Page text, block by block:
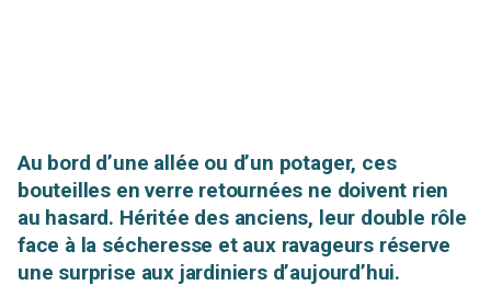
Au bord d’une allée ou d’un potager, ces
bouteilles en verre retournées ne doivent rien
au hasard. Héritée des anciens, leur double rôle
face à la sécheresse et aux ravageurs réserve
une surprise aux jardiniers d’aujourd’hui.